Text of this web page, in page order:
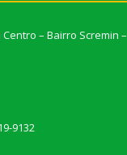
– Bairro Scremin –
9132